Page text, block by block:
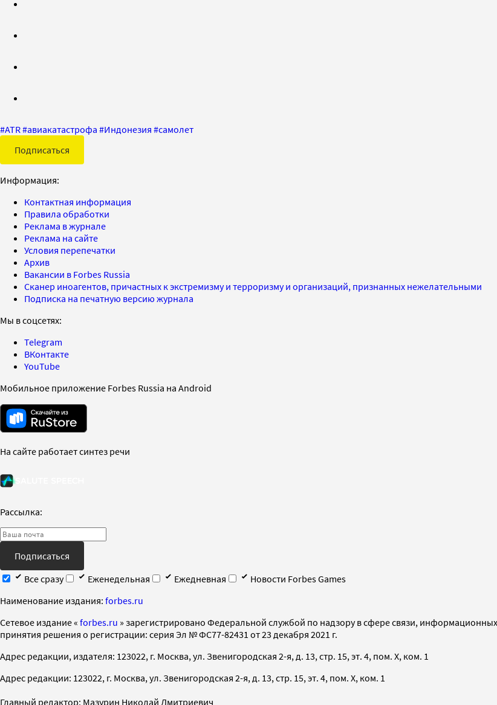
#ATR#авиакатастрофа #Индонезия #самолет
Подписаться
Информация:
Контактная информация
Правила обработки
Реклама в журнале
Реклама на сайте
Условия перепечатки
Архив
Вакансии в Forbes Russia
Сканер иноагентов, причастных к экстремизму и терроризму и организаций, признанных нежелательными
Подписка на печатную версию журнала
Мы в соцсетях:
Telegram
ВКонтакте
YouTube
Мобильное приложение Forbes Russia на Android
На сайте работает синтез речи
Рассылка:
Подписаться
Все сразу
Еженедельная Ежедневная
Новости Forbes Games
Наименование издания: forbes.ru
Cетевое издание « forbes.ru » зарегистрировано Федеральной службой по надзору в сфере связи,
принятия решения о регистрации: серия Эл № ФС77-82431 от 23 декабря 2021 г.
Адрес редакции, издателя: 123022, г. Москва, ул. Звенигородская 2-я, д. 13, стр. 15, эт. 4, пом. X, ком. 1
Адрес редакции: 123022, г. Москва, ул. Звенигородская 2-я, д. 13, стр. 15, эт. 4, пом. X, ком. 1
Главный редактор: Мазурин Николай Дмитриевич